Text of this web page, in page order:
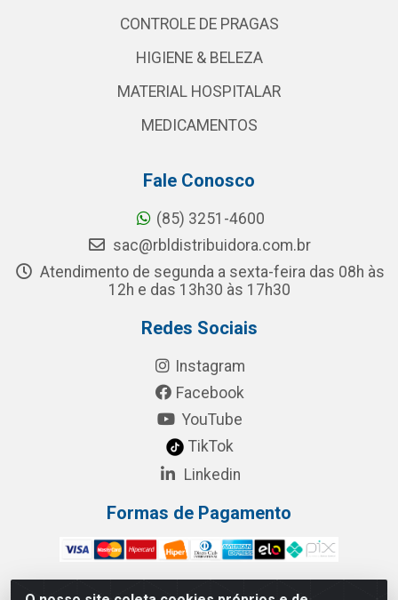
CONTROLE DE PRAGAS
HIGIENE & BELEZA
MATERIAL HOSPITALAR
MEDICAMENTOS
Fale Conosco
(85) 3251-4600
sac@rbldistribuidora.com.br
Atendimento de segunda a sexta-feira das 08h às
12h e das 13h30 às 17h30
Redes Sociais
Instagram
Facebook
YouTube
TikTok
Linkedin
Formas de Pagamento